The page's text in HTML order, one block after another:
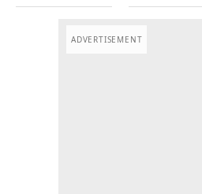
ADVERTISEMENT